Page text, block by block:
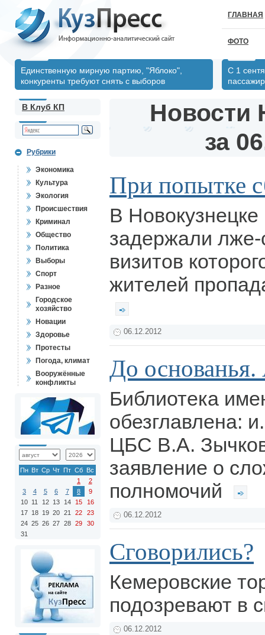
ГЛАВНАЯ
ФОТО
Единственную мирную партию, "Яблоко",
конкуренты требуют снять с выборов
С 1
В Клуб КП
Рубрики
Экономика
Культура
Экология
Происшествия
Криминал
Общество
Политика
Выборы
Спорт
Разное
Городское
хозяйство
Новации
Здоровье
Протесты
Погода, климат
Вооружённые
конфликты
Пн Вт Ср Чт Пт Сб Вс
1
2
3
4 5 6 7 8
9
10 11 12 13 14 15
16
17 18 19 20 21 22
23
24 25 26 27 28 29
30
31
Новости
за
При попытке
В Новокузнецке
задержали лже-
визитов
жителей
06.12.2012
До основанья.
Библиотека
обезглавлена:
ЦБС В.А.
заявление о
полномочий
06.12.2012
Сговорились?
Кемеровские
подозревают в
06.12.2012